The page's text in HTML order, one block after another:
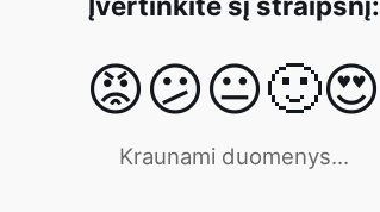
😡😕😐🙂😍
Kraunami duomenys...